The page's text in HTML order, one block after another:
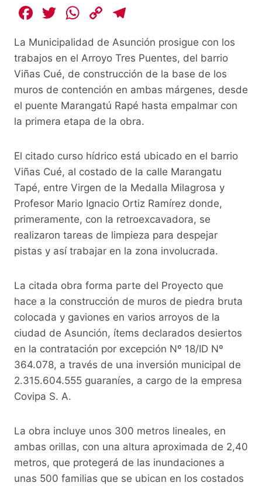
F
c
e
b
o
o
T
itt
er
W
at
s
A
p
p
C
p
y
Li
n
k
e
gr
a
m
La Municipalidad de Asunción prosigue con los
trabajos en el Arroyo Tres Puentes, del barrio
Viñas Cué, de construcción de la base de los
muros de contención en ambas márgenes, desde
el puente Marangatú Rapé hasta empalmar con
la primera etapa de la obra.
El citado curso hídrico está ubicado en el barrio
Viñas Cué, al costado de la calle Marangatu
Tapé, entre Virgen de la Medalla Milagrosa y
Profesor Mario Ignacio Ortiz Ramírez donde,
primeramente, con la retroexcavadora, se
realizaron tareas de limpieza para despejar
pistas y así trabajar en la zona involucrada.
La citada obra forma parte del Proyecto que
hace a la construcción de muros de piedra bruta
colocada y gaviones en varios arroyos de la
ciudad de Asunción, ítems declarados desiertos
en la contratación por excepción Nº 18/ID Nº
364.078, a través de una inversión municipal de
2.315.604.555 guaraníes, a cargo de la empresa
Covipa S. A.
La obra incluye unos 300 metros lineales, en
ambas orillas, con una altura aproximada de 2,40
metros, que protegerá de las inundaciones a
unas 500 familias que se ubican en los costados